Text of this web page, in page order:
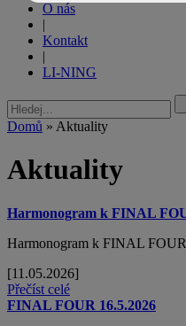
O nás
|
Kontakt
|
LI-NING
Domů » Aktuality
Aktuality
Harmonogram k FINAL
Harmonogram k FINAL
[11.05.2026]
Přečíst celé
FINAL FOUR 16.5.2026